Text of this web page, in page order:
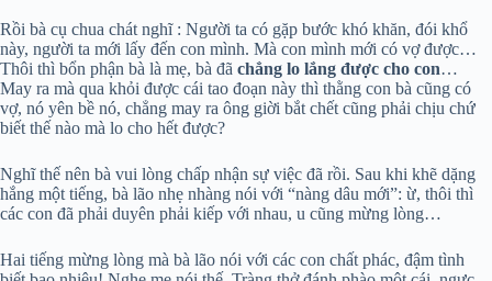
Rồi bà cụ chua chát nghĩ : Người ta có gặp bước khó khăn, đói khổ
này, người ta mới lấy đến con mình. Mà con mình mới có vợ được…
Thôi thì bổn phận bà là mẹ, bà đã chẳng lo lắng được cho con…
May ra mà qua khỏi được cái tao đoạn này thì thằng con bà cũng có
vợ, nó yên bề nó, chẳng may ra ông giời bắt chết cũng phải chịu chứ
biết thế nào mà lo cho hết được?
Nghĩ thế nên bà vui lòng chấp nhận sự việc đã rồi. Sau khi khẽ dặng
hắng một tiếng, bà lão nhẹ nhàng nói với “nàng dâu mới”: ừ, thôi thì
các con đã phải duyên phải kiếp với nhau, u cũng mừng lòng…
Hai tiếng mừng lòng mà bà lão nói với các con chất phác, đậm tình